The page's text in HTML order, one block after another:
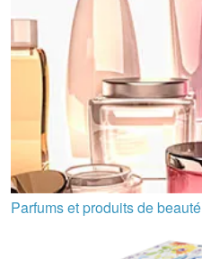
Parfums et produits de beauté